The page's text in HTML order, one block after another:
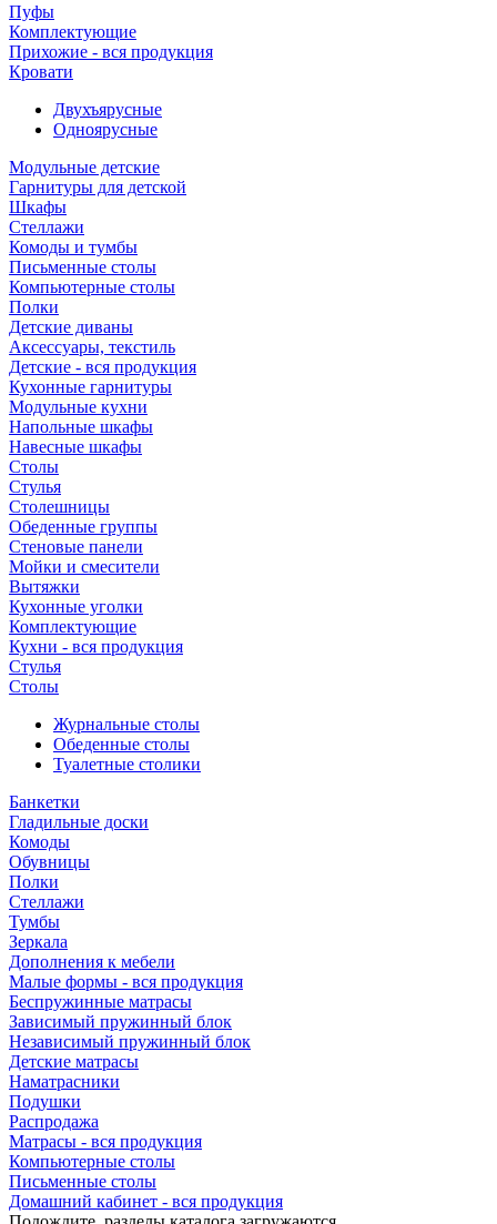
Пуфы
Комплектующие
Прихожие - вся продукция
Кровати
Двухъярусные
Одноярусные
Модульные детские
Гарнитуры для детской
Шкафы
Стеллажи
Комоды и тумбы
Письменные столы
Компьютерные столы
Полки
Детские диваны
Аксессуары, текстиль
Детские - вся продукция
Кухонные гарнитуры
Модульные кухни
Напольные шкафы
Навесные шкафы
Столы
Стулья
Столешницы
Обеденные группы
Стеновые панели
Мойки и смесители
Вытяжки
Кухонные уголки
Комплектующие
Кухни - вся продукция
Стулья
Столы
Журнальные столы
Обеденные столы
Туалетные столики
Банкетки
Гладильные доски
Комоды
Обувницы
Полки
Стеллажи
Тумбы
Зеркала
Дополнения к мебели
Малые формы - вся продукция
Беспружинные матрасы
Зависимый пружинный блок
Независимый пружинный блок
Детские матрасы
Наматрасники
Подушки
Распродажа
Матрасы - вся продукция
Компьютерные столы
Письменные столы
Домашний кабинет - вся продукция